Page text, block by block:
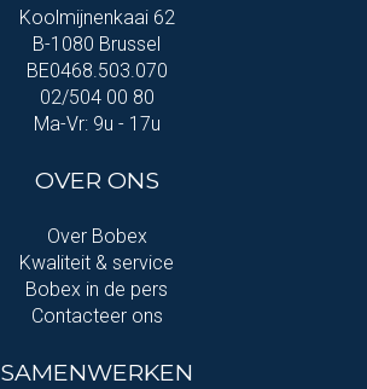
Koolmijnenkaai 62
B-1080 Brussel
BE0468.503.070
02/504 00 80
Ma-Vr: 9u - 17u
OVER ONS
Over Bobex
Kwaliteit & service
Bobex in de pers
Contacteer ons
SAMENWERKEN